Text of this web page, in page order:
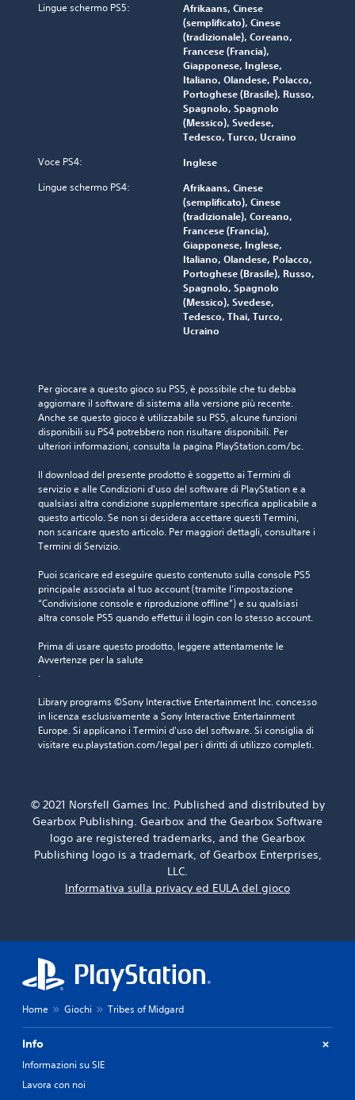
Lingue schermo PS5:
Afrikaans, Cinese
(semplificato), Cinese
(tradizionale), Coreano,
Francese (Francia),
Giapponese, Inglese,
Italiano, Olandese, Polacco,
Portoghese (Brasile), Russo,
Spagnolo, Spagnolo
(Messico), Svedese,
Tedesco, Turco, Ucraino
Voce PS4: Inglese
Lingue schermo PS4:
Afrikaans, Cinese
(semplificato), Cinese
(tradizionale), Coreano,
Francese (Francia),
Giapponese, Inglese,
Italiano, Olandese, Polacco,
Portoghese (Brasile), Russo,
Spagnolo, Spagnolo
(Messico), Svedese,
Tedesco, Thai, Turco,
Ucraino
Per giocare a questo gioco su PS5, è possibile che tu debba
aggiornare il software di sistema alla versione più recente.
Anche se questo gioco è utilizzabile su PS5, alcune funzioni
disponibili su PS4 potrebbero non risultare disponibili. Per
ulteriori informazioni, consulta la pagina PlayStation.com/bc.
Il download del presente prodotto è soggetto ai Termini di
servizio e alle Condizioni d'uso del software di PlayStation e a
qualsiasi altra condizione supplementare specifica applicabile a
questo articolo. Se non si desidera accettare questi Termini,
non scaricare questo articolo. Per maggiori dettagli, consultare i
Termini di Servizio.
Puoi scaricare ed eseguire questo contenuto sulla console PS5
principale associata al tuo account (tramite l'impostazione
“Condivisione console e riproduzione offline”) e su qualsiasi
altra console PS5 quando effettui il login con lo stesso account.
Prima di usare questo prodotto, leggere attentamente le
Avvertenze per la salute
.
Library programs ©Sony Interactive Entertainment Inc. concesso
in licenza esclusivamente a Sony Interactive Entertainment
Europe. Si applicano i Termini d'uso del software. Si consiglia di
visitare eu.playstation.com/legal per i diritti di utilizzo completi.
© 2021 Norsfell Games Inc. Published and distributed by
Gearbox Publishing. Gearbox and the Gearbox Software
logo are registered trademarks, and the Gearbox
Publishing logo is a trademark, of Gearbox Enterprises,
LLC.
Informativa sulla privacy ed EULA del gioco
Home Giochi Tribes of Midgard
Info
Informazioni su SIE
Lavora con noi